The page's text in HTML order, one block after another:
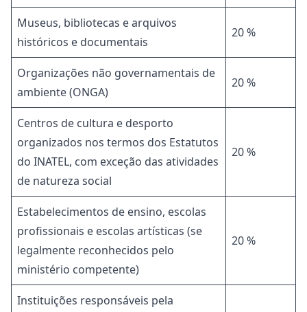
Museus, bibliotecas e arquivos
históricos e documentais
20 %
Organizações não governamentais de
ambiente (ONGA)
20 %
Centros de cultura e desporto
organizados nos termos dos Estatutos
do INATEL, com exceção das atividades
de natureza social
20 %
Estabelecimentos de ensino, escolas
profissionais e escolas artísticas (se
legalmente reconhecidos pelo
ministério competente)
20 %
Instituições responsáveis pela